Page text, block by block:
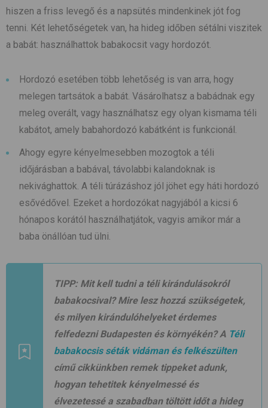
hiszen a friss levegő és a napsütés mindenkinek jót fog
tenni. Két lehetőségetek van, ha hideg időben sétálni viszitek
a babát: használhattok babakocsit vagy hordozót.
Hordozó esetében több lehetőség is van arra, hogy
melegen tartsátok a babát. Vásárolhatsz a babádnak egy
meleg overált, vagy használhatsz egy olyan kismama téli
kabátot, amely babahordozó kabátként is funkcionál.
Ahogy egyre kényelmesebben mozogtok a téli
időjárásban a babával, távolabbi kalandoknak is
nekivághattok. A téli túrázáshoz jól jöhet egy háti hordozó
esővédővel. Ezeket a hordozókat nagyjából a kicsi 6
hónapos korától használhatjátok, vagyis amikor már a
baba önállóan tud ülni.
TIPP: Mit kell tudni a téli kirándulásokról
babakocsival? Mire lesz hozzá szükségetek,
és milyen kirándulóhelyeket érdemes
felfedezni Budapesten és környékén? A Téli
babakocsis séták vidáman és felkészülten
című cikkünkben remek tippeket adunk,
hogyan tehetitek kényelmessé és
élvezetessé a szabadban töltött időt a hideg